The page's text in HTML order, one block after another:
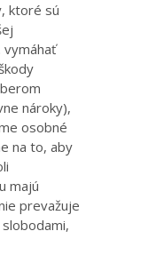
ktoré sú
vymáhať
nároky),
osobné
na to, aby
majú
prevažuje